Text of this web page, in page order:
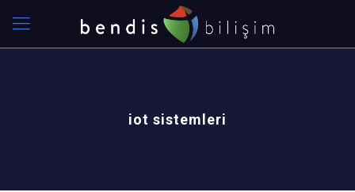
iot sistemleri